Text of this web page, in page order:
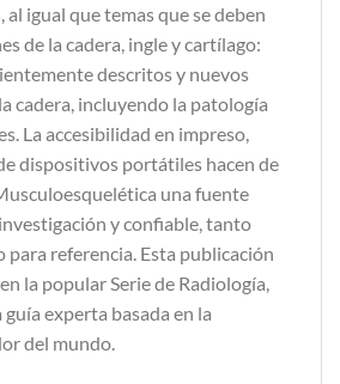
igual que temas que se deben
de la cadera, ingle y cartílago:
descritos y nuevos
cadera, incluyendo la patología
La accesibilidad en impreso,
dispositivos portátiles hacen de
una fuente
y confiable, tanto
para referencia. Esta publicación
la popular Serie de Radiología,
experta basada en la
del mundo.